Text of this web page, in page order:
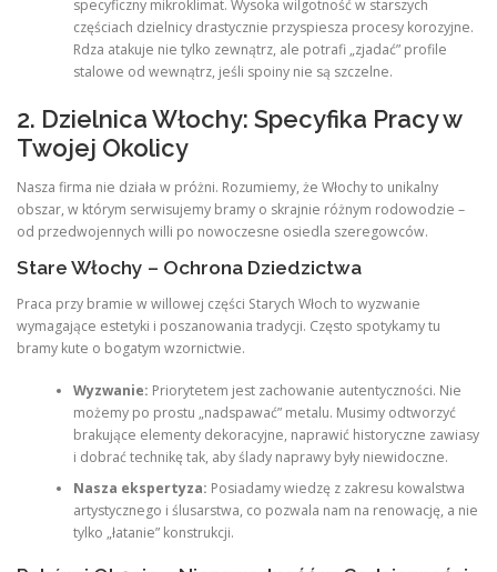
specyficzny mikroklimat. Wysoka wilgotność w starszych
częściach dzielnicy drastycznie przyspiesza procesy korozyjne.
Rdza atakuje nie tylko zewnątrz, ale potrafi „zjadać” profile
stalowe od wewnątrz, jeśli spoiny nie są szczelne.
2. Dzielnica Włochy: Specyfika Pracy w
Twojej Okolicy
Nasza firma nie działa w próżni. Rozumiemy, że Włochy to unikalny
obszar, w którym serwisujemy bramy o skrajnie różnym rodowodzie –
od przedwojennych willi po nowoczesne osiedla szeregowców.
Stare Włochy – Ochrona Dziedzictwa
Praca przy bramie w willowej części Starych Włoch to wyzwanie
wymagające estetyki i poszanowania tradycji. Często spotykamy tu
bramy kute o bogatym wzornictwie.
Wyzwanie: Priorytetem jest zachowanie autentyczności. Nie
możemy po prostu „nadspawać” metalu. Musimy odtworzyć
brakujące elementy dekoracyjne, naprawić historyczne zawiasy
i dobrać technikę tak, aby ślady naprawy były niewidoczne.
Nasza ekspertyza: Posiadamy wiedzę z zakresu kowalstwa
artystycznego i ślusarstwa, co pozwala nam na renowację, a nie
tylko „łatanie” konstrukcji.